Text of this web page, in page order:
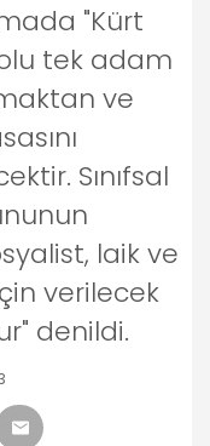
"Kürt
tek adam
ve
Sınıfsal
laik ve
verilecek
denildi.